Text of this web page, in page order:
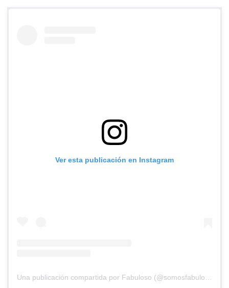
Ver esta publicación en Instagram
Una publicación compartida por Fabuloso (@somosfabuloso)